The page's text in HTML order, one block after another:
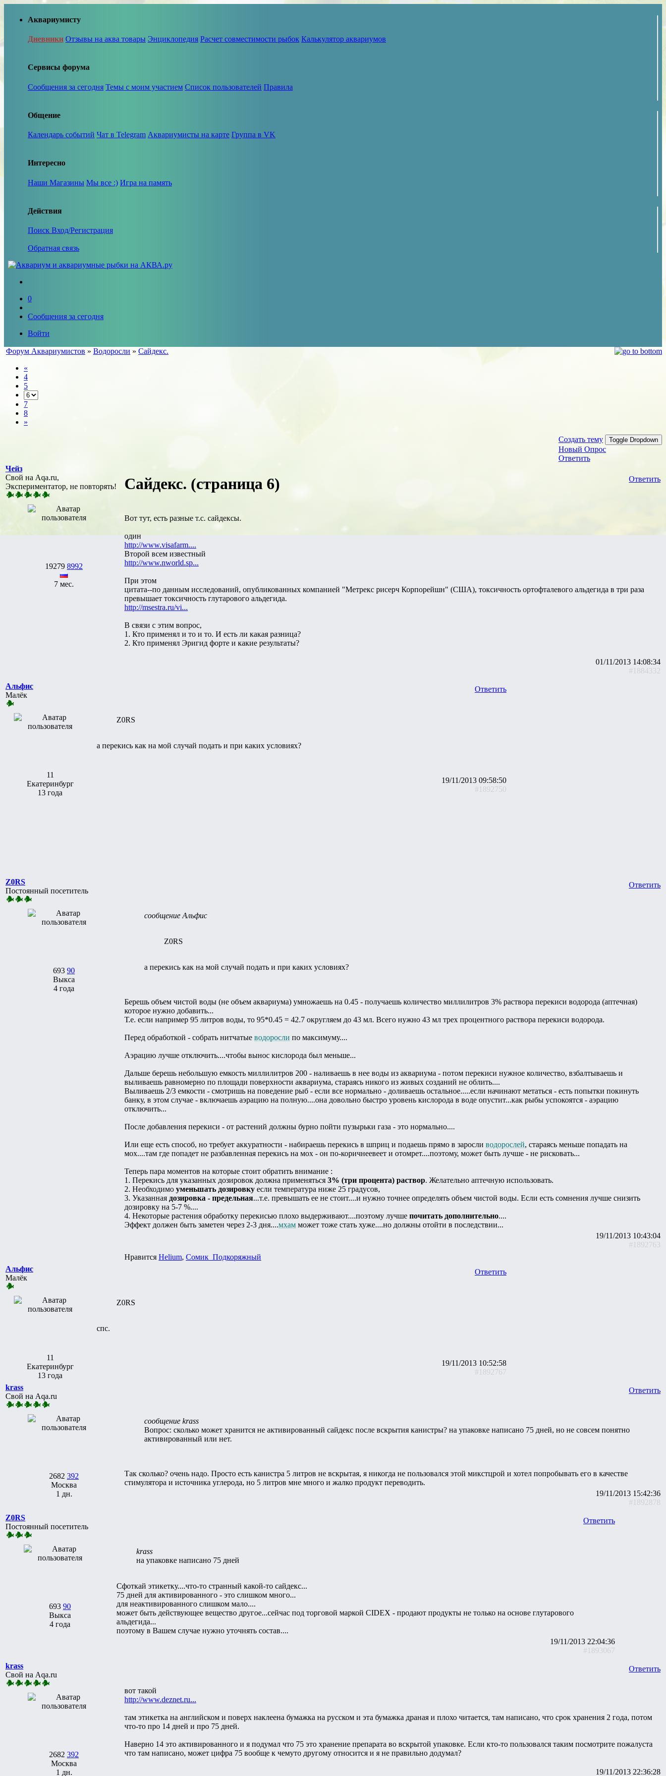
Аквариумисту
Дневники Отзывы на аква товары Энциклопедия Расчет совместимости рыбок Калькулятор аквариумов
Сервисы форума
Сообщения за сегодня Темы с моим участием Список пользователей Правила
Общение
Календарь событий Чат в Telegram Аквариумисты на карте Группа в VK
Интересно
Наши Магазины Мы все :) Игра на память
Действия
Поиск Вход/Регистрация
Обратная связь
0
Сообщения за сегодня
Войти
Форум Аквариумистов » Водоросли » Сайдекс.
«
4
5
7
8
»
Создать тему Toggle Dropdown
Новый Опрос
Ответить
Чейз
Свой на Aqa.ru,
Экспериментатор, не повторять!
19279 8992
7 мес.
Ответить
Сайдекс. (страница 6)
Вот тут, есть разные т.с. сайдексы.
один
http://www.visafarm....
Второй всем известный
http://www.nworld.sp...
При этом
цитата--по данным исследований, опубликованных компанией "Метрекс рисерч Корпорейшн" (США), токсичность ортофталевого альдегида в три раза
превышает токсичность глутарового альдегида.
http://msestra.ru/vi...
В связи с этим вопрос,
1. Кто применял и то и то. И есть ли какая разница?
2. Кто применял Эригид форте и какие результаты?
01/11/2013 14:08:34
#1884332
Альфис
Малёк
11
Екатеринбург
13 года
Ответить
Z0RS
а перекись как на мой случай подать и при каких условиях?
19/11/2013 09:58:50
#1892750
Z0RS
Постоянный посетитель
693 90
Выкса
4 года
Ответить
сообщение Альфис
Z0RS
а перекись как на мой случай подать и при каких условиях?
Берешь объем чистой воды (не объем аквариума) умножаешь на 0.45 - получаешь количество миллилитров 3% раствора перекиси водорода (аптечная)
которое нужно добавить...
Т.е. если например 95 литров воды, то 95*0.45 = 42.7 округляем до 43 мл. Всего нужно 43 мл трех процентного раствора перекиси водорода.
Перед обработкой - собрать нитчатые водоросли по максимуму....
Аэрацию лучше отключить....чтобы вынос кислорода был меньше...
Дальше берешь небольшую емкость миллилитров 200 - наливаешь в нее воды из аквариума - потом перекиси нужное количество, взбалтываешь и
выливаешь равномерно по площади поверхности аквариума, стараясь никого из живых созданий не облить....
Выливаешь 2/3 емкости - смотришь на поведение рыб - если все нормально - доливаешь остальное.....если начинают метаться - есть попытки покинуть
банку, в этом случае - включаешь аэрацию на полную....она довольно быстро уровень кислорода в воде опустит...как рыбы успокоятся - аэрацию
отключить...
После добавления перекиси - от растений должны бурно пойти пузырьки газа - это нормально....
Или еще есть способ, но требует аккуратности - набираешь перекись в шприц и подаешь прямо в заросли водорослей, стараясь меньше попадать на
мох....там где попадет не разбавленная перекись на мох - он по-коричнеевеет и отомрет....поэтому, может быть лучше - не рисковать...
Теперь пара моментов на которые стоит обратить внимание :
1. Перекись для указанных дозировок должна применяться 3% (три процента) раствор. Желательно аптечную использовать.
2. Необходимо уменьшать дозировку если температура ниже 25 градусов,
3. Указанная дозировка - предельная...т.е. превышать ее не стоит....и нужно точнее определять объем чистой воды. Если есть сомнения лучше снизить
дозировку на 5-7 %....
4. Некоторые растения обработку перекисью плохо выдерживают....поэтому лучше почитать дополнительно....
Эффект должен быть заметен через 2-3 дня....мхам может тоже стать хуже....но должны отойти в последствии...
19/11/2013 10:43:04
#1892763
Нравится Helium, Сомик_Подкоряжный
Альфис
Малёк
11
Екатеринбург
13 года
Ответить
Z0RS
спс.
19/11/2013 10:52:58
#1892767
krass
Свой на Aqa.ru
2682 392
Москва
1 дн.
Ответить
сообщение krass
Вопрос: сколько может хранится не активированный сайдекс после вскрытия канистры? на упаковке написано 75 дней, но не совсем понятно
активированный или нет.
Так сколько? очень надо. Просто есть канистра 5 литров не вскрытая, я никогда не пользовался этой микстцрой и хотел попробывать его в качестве
стимулятора и источника углерода, но 5 литров мне много и жалко продукт переводить.
19/11/2013 15:42:36
#1892878
Z0RS
Постоянный посетитель
693 90
Выкса
4 года
Ответить
krass
на упаковке написано 75 дней
Сфоткай этикетку....что-то странный какой-то сайдекс...
75 дней для активированного - это слишком много...
для неактивированного слишком мало....
может быть действующее вещество другое...сейчас под торговой маркой CIDEX - продают продукты не только на основе глутарового
альдегида...
поэтому в Вашем случае нужно уточнять состав....
19/11/2013 22:04:36
#1893067
krass
Свой на Aqa.ru
2682 392
Москва
1 дн.
Ответить
вот такой
http://www.deznet.ru...
там этикетка на английском и поверх наклеена бумажка на русском и эта бумажка драная и плохо читается, там написано, что срок хранения 2 года, потом
что-то про 14 дней и про 75 дней.
Наверно 14 это активированного и я подумал что 75 это хранение препарата во вскрытой упаковке. Если кто-то пользовался таким посмотрите пожалуста
что там написано, может цифра 75 вообще к чемуто другому относится и я не правильно додумал?
19/11/2013 22:36:28